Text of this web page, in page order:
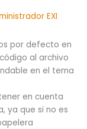
EXI
por defecto en
al archivo
en el tema
en cuenta
ya que si no es